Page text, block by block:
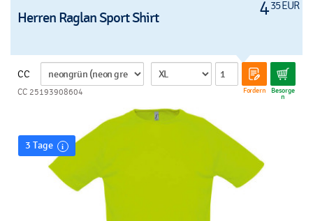
435 EUR
Herren Raglan Sport Shirt
CC
Fordern Besorge
n
CC 25193908604
3 Tage